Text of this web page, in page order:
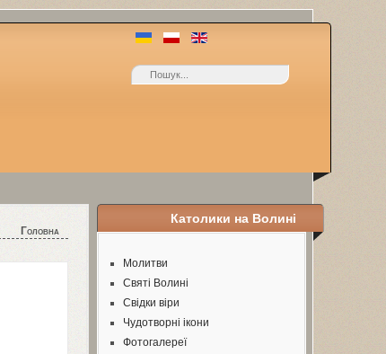
Головна
Католики на Волині
Молитви
Святі Волині
Свідки віри
Чудотворні ікони
Фотогалереї